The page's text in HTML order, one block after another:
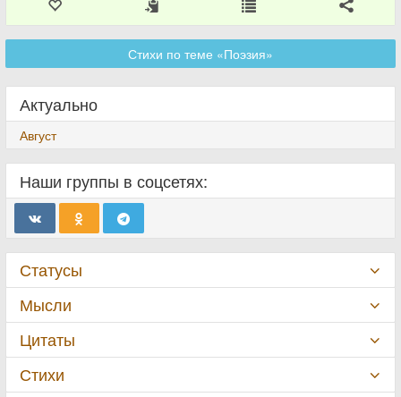
Стихи по теме «Поэзия»
Актуально
Август
Наши группы в соцсетях:
Статусы
Мысли
Цитаты
Стихи